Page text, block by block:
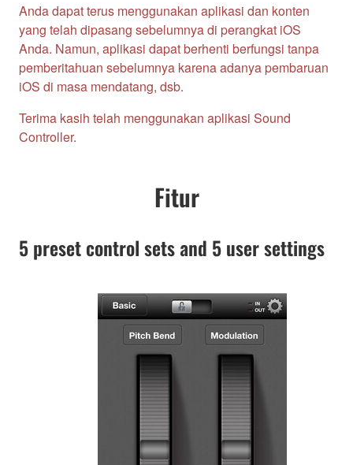
Anda dapat terus menggunakan aplikasi dan konten
yang telah dipasang sebelumnya di perangkat iOS
Anda. Namun, aplikasi dapat berhenti berfungsi tanpa
pemberitahuan sebelumnya karena adanya pembaruan
iOS di masa mendatang, dsb.
Terima kasih telah menggunakan aplikasi Sound
Controller.
Fitur
5 preset control sets and 5 user settings